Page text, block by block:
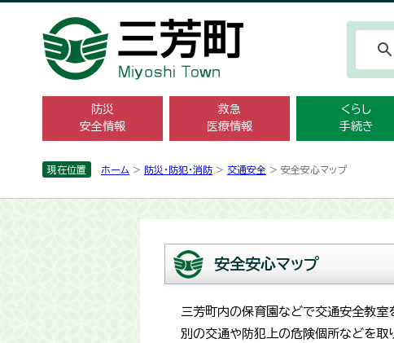
防災
安全情報
救急
医療情報
くらし
手続き
現在位置 ホーム > 防災・防犯・消防 > 交通安全 > 安全安心マップ
安全安心マップ
三芳町内の保育園などで交通安全教室
別の交通や防犯上の危険個所などを取り